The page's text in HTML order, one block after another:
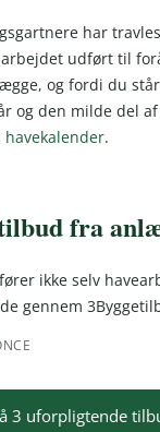
har
arbejdet udført til
og fordi du
og den milde del
havekalender.
fra
ikke selv
gennem
3 uforpligtende